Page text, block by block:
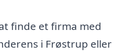
finde et firma med
i Frøstrup eller